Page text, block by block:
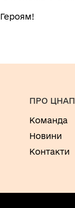
Героям!
ПРО ЦНАП
Команда
Новини
Контакти